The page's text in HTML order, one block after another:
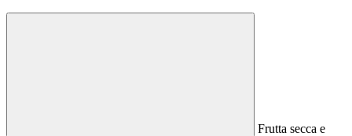
Frutta secca e